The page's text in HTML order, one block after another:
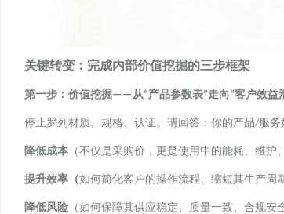
关键转变：完成内部价值挖掘的三步框架
第一步：价值挖掘—— 从“产品参数表”走向“客户效益
停止罗列材质、规格、认证。请回答：你的产品/服务
降低成本 （不仅是采购价，更是使用中的能耗、维护
提升效率（如何简化客户的操作流程、缩短其生产周
降低风险 （如何保障其供应稳定、质量一致、合规安